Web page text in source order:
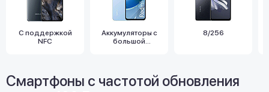
С поддержкой
NFC
Аккумуляторы с
большой
8/256
Смартфоны с частотой обновления